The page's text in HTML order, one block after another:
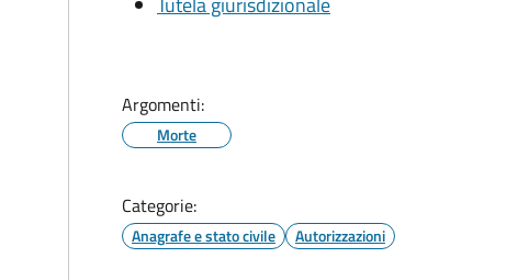
Argomenti:
Morte
Categorie:
Anagrafe e stato civile Autorizzazioni